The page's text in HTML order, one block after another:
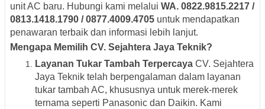
unit AC baru. Hubungi kami melalui WA. 0822.9815.2217 /
0813.1418.1790 / 0877.4009.4705 untuk mendapatkan
penawaran terbaik dan informasi lebih lanjut.
Mengapa Memilih CV. Sejahtera Jaya Teknik?
Layanan Tukar Tambah Terpercaya CV. Sejahtera
Jaya Teknik telah berpengalaman dalam layanan
tukar tambah AC, khususnya untuk merek-merek
ternama seperti Panasonic dan Daikin. Kami